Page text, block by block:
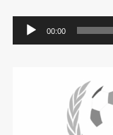
00:00